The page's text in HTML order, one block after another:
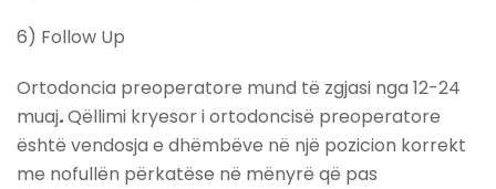
6) Follow Up
Ortodoncia preoperatore mund të zgjasi nga 12-24
muaj.Qëllimi kryesor i ortodoncisë preoperatore
është vendosja e dhëmbëve në një pozicion korrekt
me nofullën përkatëse në mënyrë që pas